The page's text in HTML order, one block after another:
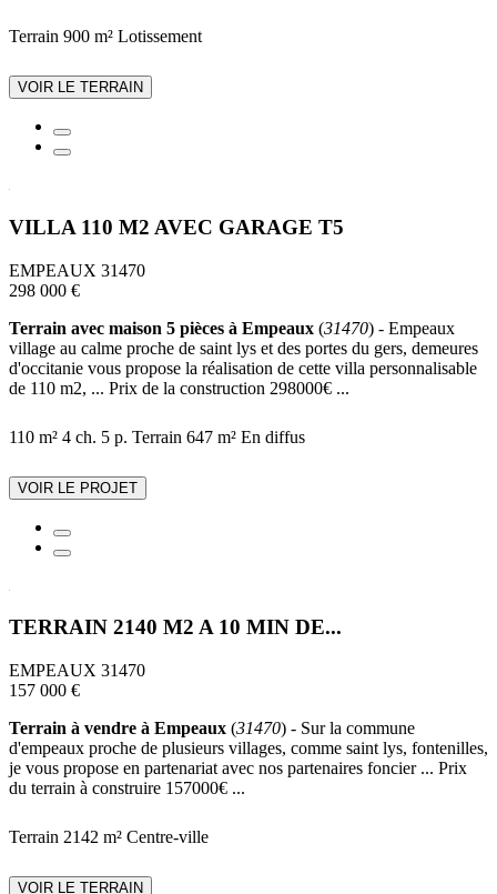
Terrain 900 m² Lotissement
VOIR LE TERRAIN
VILLA 110 M2 AVEC GARAGE T5
EMPEAUX 31470
298 000 €
Terrain avec maison 5 pièces à Empeaux (31470) - Empeaux
village au calme proche de saint lys et des portes du gers, demeures
d'occitanie vous propose la réalisation de cette villa personnalisable
de 110 m2, ... Prix de la construction 298000€ ...
110 m² 4 ch. 5 p. Terrain 647 m² En diffus
VOIR LE PROJET
TERRAIN 2140 M2 A 10 MIN DE...
EMPEAUX 31470
157 000 €
Terrain à vendre à Empeaux (31470) - Sur la commune
d'empeaux proche de plusieurs villages, comme saint lys, fontenilles,
je vous propose en partenariat avec nos partenaires foncier ... Prix
du terrain à construire 157000€ ...
Terrain 2142 m² Centre-ville
VOIR LE TERRAIN